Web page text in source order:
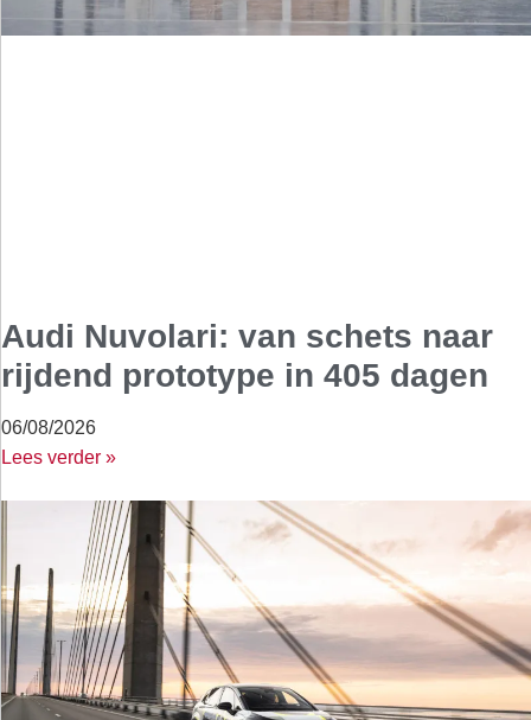
Audi Nuvolari: van schets naar
rijdend prototype in 405 dagen
06/08/2026
Lees verder »